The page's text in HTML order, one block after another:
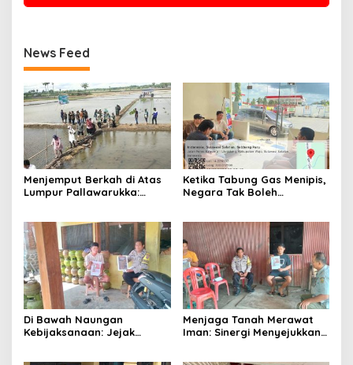
News Feed
Menjemput Berkah di Atas
Lumpur Pallawarukka:
Ketika Tabung Gas Menipis,
Negara Tak Boleh
Di Bawah Naungan
Kebijaksanaan: Jejak
Menjaga Tanah Merawat
Iman: Sinergi Menyejukkan